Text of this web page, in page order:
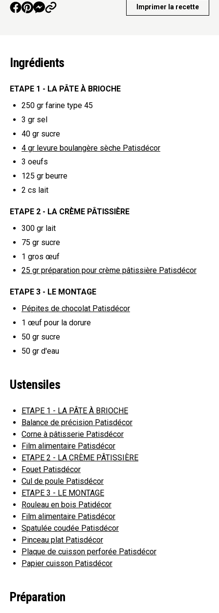
Imprimer la recette
Ingrédients
ETAPE 1 - LA PÂTE À BRIOCHE
250 gr farine type 45
3 gr sel
40 gr sucre
4 gr levure boulangère sèche Patisdécor
3 oeufs
125 gr beurre
2 cs lait
ETAPE 2 - LA CRÈME PÂTISSIÈRE
300 gr lait
75 gr sucre
1 gros œuf
25 gr préparation pour crème pâtissière Patisdécor
ETAPE 3 - LE MONTAGE
Pépites de chocolat Patisdécor
1 œuf pour la dorure
50 gr sucre
50 gr d'eau
Ustensiles
ETAPE 1 - LA PÂTE À BRIOCHE
Balance de précision Patisdécor
Corne à pâtisserie Patisdécor
Film alimentaire Patisdécor
ETAPE 2 - LA CRÈME PÂTISSIÈRE
Fouet Patisdécor
Cul de poule Patisdécor
ETAPE 3 - LE MONTAGE
Rouleau en bois Patidécor
Film alimentaire Patisdécor
Spatulée coudée Patisdécor
Pinceau plat Patisdécor
Plaque de cuisson perforée Patisdécor
Papier cuisson Patisdécor
Préparation